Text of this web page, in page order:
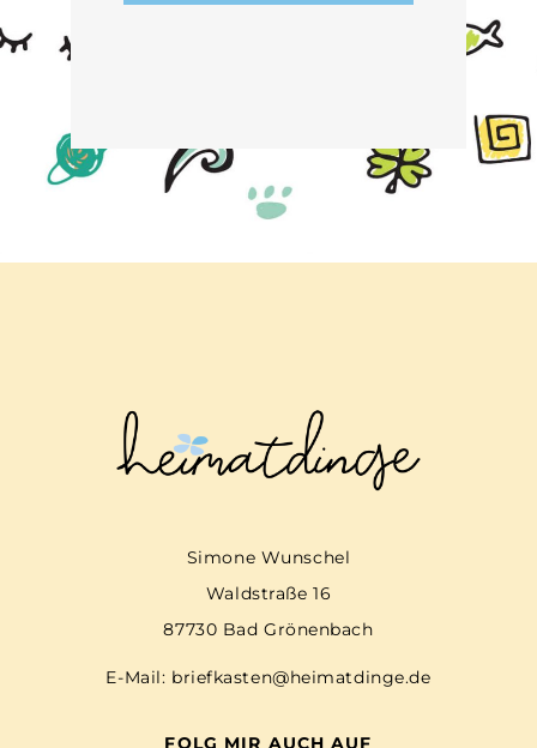
Simone Wunschel
Waldstraße 16
87730 Bad Grönenbach
E-Mail: briefkasten@heimatdinge.de
FOLG MIR AUCH AUF